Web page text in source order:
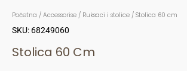
Početna / Accessorise / Ruksaci i stolice / Stolica 60 cm
SKU: 68249060
Stolica 60 Cm